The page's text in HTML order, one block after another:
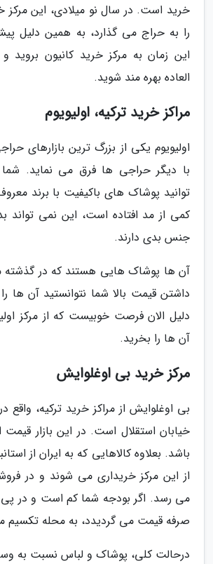
خرید است. در سال نو میلادی، این مرکز
را به حراج می گذارد، به همین دلیل
این زمان به مرکز خرید کانیون بروید
العاده بهره مند شوید.
مراکز خرید ترکیه، اولیویوم
اولیویوم یکی از بزرگ ترین بازارهای
با دیگر حراجی ها فرق می نماید. شما
توانید پوشاک های باکیفیت با برند معروف
کمی از مد افتاده است، این نمی تواند
جنس بدی دارند.
آن ها پوشاک هایی هستند که در گذشته
داشتن قیمت بالا شما نتوانستید آن ها
دلیل الان فرصت خوبیست که از مرکز
آن ها را بخرید.
مرکز خرید بی اوغلوایش
بی اوغلوایش از مراکز خرید ترکیه، واقع
خیابان استقلال است. در این بازار
باشد. بعلاوه کالاهایی که به ایران از
از این مرکز خریداری می شوند و در
می رسد. اگر بودجه شما کم است و در
صرفه قیمت می گردیدد، به محله تکسیم
درحالت کلی، پوشاک و لباس نسبت به